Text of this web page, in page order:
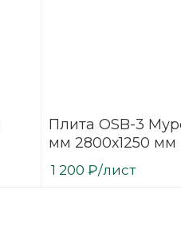
Плита OSB-3
мм 2800х1250 мм
1 200 ₽/лист